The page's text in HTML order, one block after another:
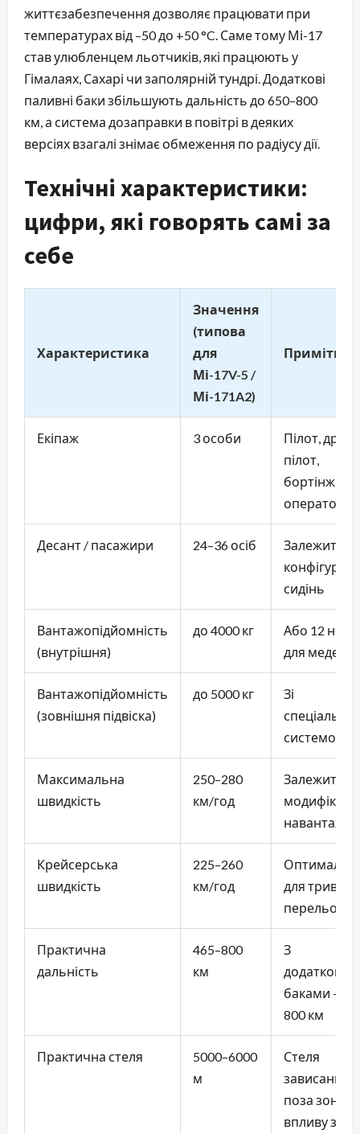
життєзабезпечення дозволяє працювати при
температурах від –50 до +50 °C. Саме тому Мі-17
став улюбленцем льотчиків, які працюють у
Гімалаях, Сахарі чи заполярній тундрі. Додаткові
паливні баки збільшують дальність до 650–800
км, а система дозаправки в повітрі в деяких
версіях взагалі знімає обмеження по радіусу дії.
Технічні характеристики:
цифри, які говорять самі за
себе
Характеристика
Значення
(типова
для
Мі-17V-5 /
Мі-171A2)
Примітки
Екіпаж 3 особи
Пілот,
пілот,
оператор
Десант / пасажири 24–36 осіб
Залежить
конфігурації
сидінь
Вантажопідйомність
(внутрішня)
до 4000 кг
Або 12 нош
для
Вантажопідйомність
(зовнішня підвіска)
до 5000 кг
Зі
системою
Максимальна
швидкість
250–280
км/год
Залежить
модифікації
Крейсерська
швидкість
225–260
км/год
для
перельотів
Практична
дальність
465–800
км
З
баками — до
800 км
Практична стеля
5000–6000
м
Стеля
зависання
поза зоною
впливу